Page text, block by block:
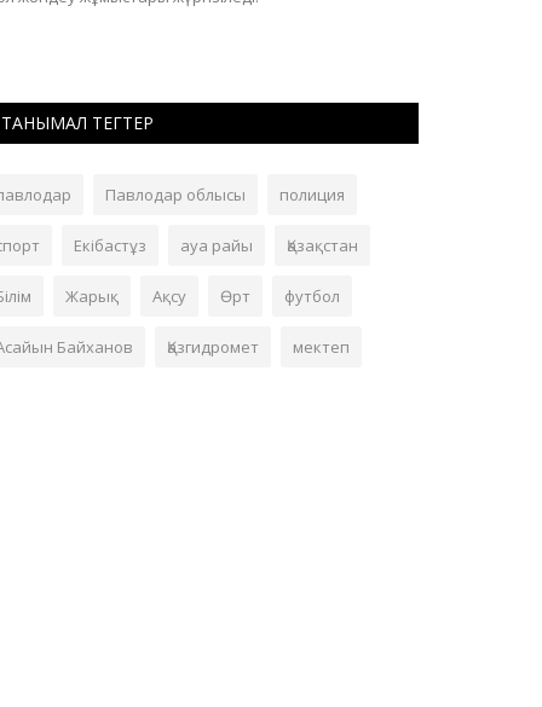
ТАНЫМАЛ ТЕГТЕР
Павлодар облысы полиция
Екібастұз ауа райы Қазақстан
Жарық Ақсу Өрт футбол
Байханов Қазгидромет мектеп